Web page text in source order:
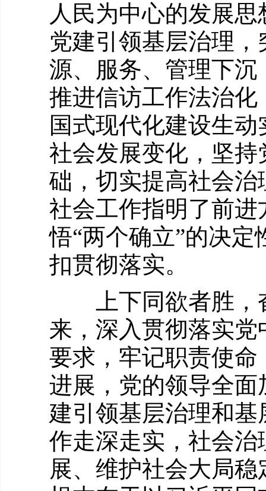
人民为中心的发展
党建引领基层治理
源、服务、管理下沉
推进信访工作法治
国式现代化建设生
社会发展变化，坚
础，切实提高社会
社会工作指明了前
悟“两个确立”的决
扣贯彻落实。
上下同欲者胜，
来，深入贯彻落实
要求，牢记职责使
进展，党的领导全
建引领基层治理和
作走深走实，社会
展、维护社会大局